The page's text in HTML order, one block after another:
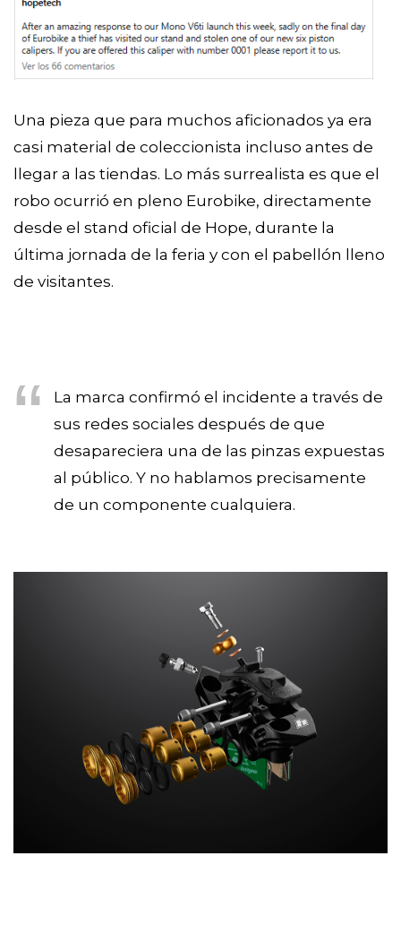
Una pieza que para muchos aficionados ya era
casi material de coleccionista incluso antes de
llegar a las tiendas. Lo más surrealista es que el
robo ocurrió en pleno Eurobike, directamente
desde el stand oficial de Hope, durante la
última jornada de la feria y con el pabellón lleno
de visitantes.
La marca confirmó el incidente a través de
sus redes sociales después de que
desapareciera una de las pinzas expuestas
al público. Y no hablamos precisamente
de un componente cualquiera.